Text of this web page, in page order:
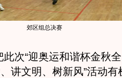
郊区组总决赛
“迎奥运和谐杯金秋全
讲文明、树新风”活动